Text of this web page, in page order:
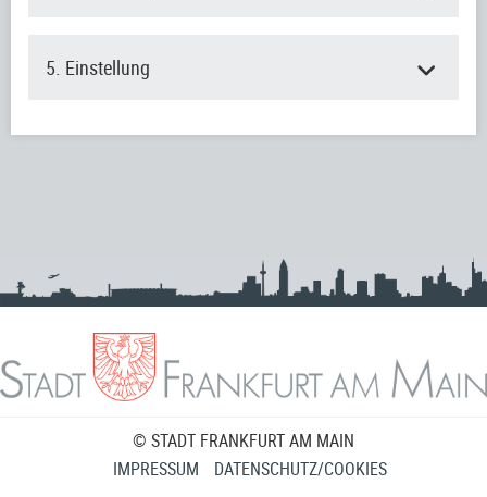
5. Einstellung
© STADT FRANKFURT AM MAIN
IMPRESSUM
DATENSCHUTZ/COOKIES